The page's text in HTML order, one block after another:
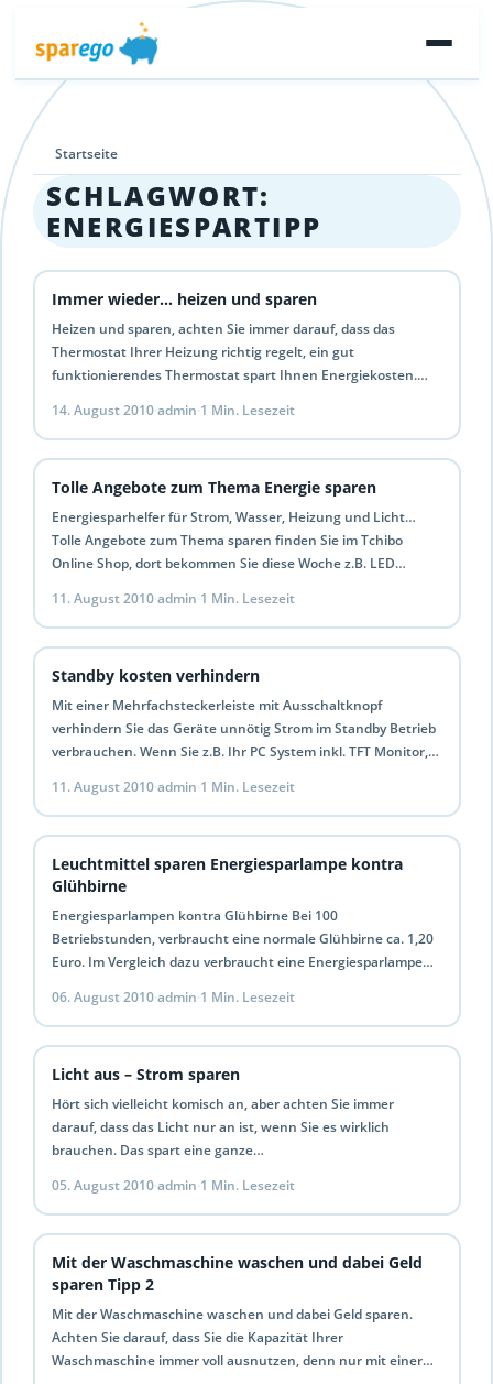
Startseite
SCHLAGWORT:
ENERGIESPARTIPP
Immer wieder… heizen und sparen
Heizen und sparen, achten Sie immer darauf, dass das
Thermostat Ihrer Heizung richtig regelt, ein gut
funktionierendes Thermostat spart Ihnen Energiekosten.
14. August 2010·admin·1 Min. Lesezeit
Tolle Angebote zum Thema Energie sparen
Energiesparhelfer für Strom, Wasser, Heizung und Licht…
Tolle Angebote zum Thema sparen finden Sie im Tchibo
Online Shop, dort bekommen Sie diese Woche z.B. LED…
11. August 2010·admin·1 Min. Lesezeit
Standby kosten verhindern
Mit einer Mehrfachsteckerleiste mit Ausschaltknopf
verhindern Sie das Geräte unnötig Strom im Standby Betrieb
verbrauchen. Wenn Sie z.B. Ihr PC System inkl. TFT Monitor,
11. August 2010·admin·1 Min. Lesezeit
Leuchtmittel sparen Energiesparlampe kontra
Glühbirne
Energiesparlampen kontra Glühbirne Bei 100
Betriebstunden, verbraucht eine normale Glühbirne ca. 1,20
Euro. Im Vergleich dazu verbraucht eine Energiesparlampe
06. August 2010·admin·1 Min. Lesezeit
Licht aus – Strom sparen
Hört sich vielleicht komisch an, aber achten Sie immer
darauf, dass das Licht nur an ist, wenn Sie es wirklich
brauchen. Das spart eine ganze…
05. August 2010·admin·1 Min. Lesezeit
Mit der Waschmaschine waschen und dabei Geld
sparen Tipp 2
Mit der Waschmaschine waschen und dabei Geld sparen.
Achten Sie darauf, dass Sie die Kapazität Ihrer
Waschmaschine immer voll ausnutzen, denn nur mit einer